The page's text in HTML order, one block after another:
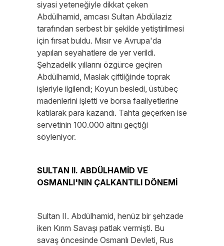
siyasi yeteneğiyle dikkat çeken
Abdülhamid, amcası Sultan Abdülaziz
tarafından serbest bir şekilde yetiştirilmesi
için fırsat buldu. Mısır ve Avrupa'da
yapılan seyahatlere de yer verildi.
Şehzadelik yıllarını özgürce geçiren
Abdülhamid, Maslak çiftliğinde toprak
işleriyle ilgilendi; Koyun besledi, üstübeç
madenlerini işletti ve borsa faaliyetlerine
katılarak para kazandı. Tahta geçerken ise
servetinin 100.000 altını geçtiği
söyleniyor.
SULTAN II. ABDÜLHAMİD VE
OSMANLI'NIN ÇALKANTILI DÖNEMİ
Sultan II. Abdülhamid, henüz bir şehzade
iken Kırım Savaşı patlak vermişti. Bu
savaş öncesinde Osmanlı Devleti, Rus